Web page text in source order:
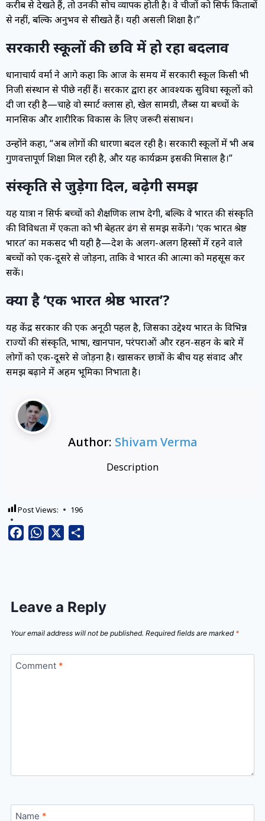
करीब से देखते हैं, तो उनकी सोच व्यापक होती है। वे चीजों को सिर्फ किताबों
से नहीं, बल्कि अनुभव से सीखते हैं। यही असली शिक्षा है।”
सरकारी स्कूलों की छवि में हो रहा बदलाव
प्रधानाचार्य वर्मा ने आगे कहा कि आज के समय में सरकारी स्कूल किसी भी
निजी संस्थान से पीछे नहीं हैं। सरकार द्वारा हर आवश्यक सुविधा स्कूलों को
दी जा रही है—चाहे वो स्मार्ट क्लास हो, खेल सामग्री, लैब्स या बच्चों के
मानसिक और शारीरिक विकास के लिए जरूरी संसाधन।
उन्होंने कहा, “अब लोगों की धारणा बदल रही है। सरकारी स्कूलों में भी अब
गुणवत्तापूर्ण शिक्षा मिल रही है, और यह कार्यक्रम इसकी मिसाल है।”
संस्कृति से जुड़ेगा दिल, बढ़ेगी समझ
यह यात्रा न सिर्फ बच्चों को शैक्षणिक लाभ देगी, बल्कि वे भारत की संस्कृति
की विविधता में एकता को भी बेहतर ढंग से समझ सकेंगे। ‘एक भारत श्रेष्ठ
भारत’ का मकसद भी यही है—देश के अलग-अलग हिस्सों में रहने वाले
बच्चों को एक-दूसरे से जोड़ना, ताकि वे भारत की आत्मा को महसूस कर
सकें।
क्या है ‘एक भारत श्रेष्ठ भारत’?
यह केंद्र सरकार की एक अनूठी पहल है, जिसका उद्देश्य भारत के विभिन्न
राज्यों की संस्कृति, भाषा, खानपान, परंपराओं और रहन-सहन के बारे में
लोगों को एक-दूसरे से जोड़ना है। खासकर छात्रों के बीच यह संवाद और
समझ बढ़ाने में अहम भूमिका निभाता है।
Author: Shivam Verma
Description
Post Views: 196
FacebookWhatsApp
Leave a Reply
Your email address will not be published. Required fields are marked *
Comment *
Name *